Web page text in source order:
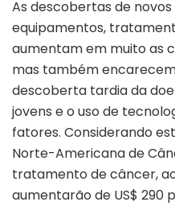
As descobertas de
equipamentos,
aumentam em muito as
mas também
descoberta tardia da
jovens e o uso de
fatores. Considerando
Norte-Americana de
tratamento de câncer,
aumentarão de US$ 290